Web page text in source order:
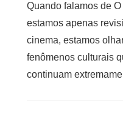
Quando falamos de
estamos apenas
cinema, estamos
fenômenos culturais
continuam